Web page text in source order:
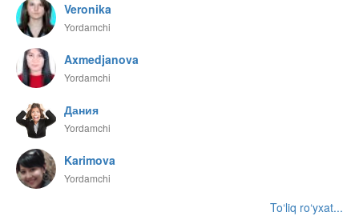
Veronika
Yordamchi
Axmedjanova
Yordamchi
Дания
Yordamchi
Karimova
Yordamchi
To‘liq ro‘yxat...